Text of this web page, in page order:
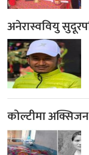
अनेरास्ववियु
कोल्टीमा